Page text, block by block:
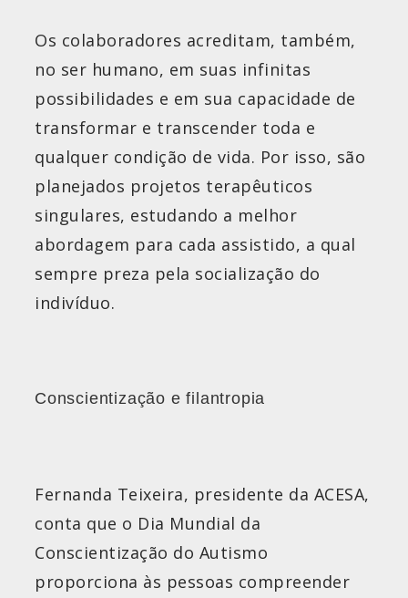
Os colaboradores acreditam, também,
no ser humano, em suas infinitas
possibilidades e em sua capacidade de
transformar e transcender toda e
qualquer condição de vida. Por isso, são
planejados projetos terapêuticos
singulares, estudando a melhor
abordagem para cada assistido, a qual
sempre preza pela socialização do
indivíduo.
Conscientização e filantropia
Fernanda Teixeira, presidente da ACESA,
conta que o Dia Mundial da
Conscientização do Autismo
proporciona às pessoas compreender